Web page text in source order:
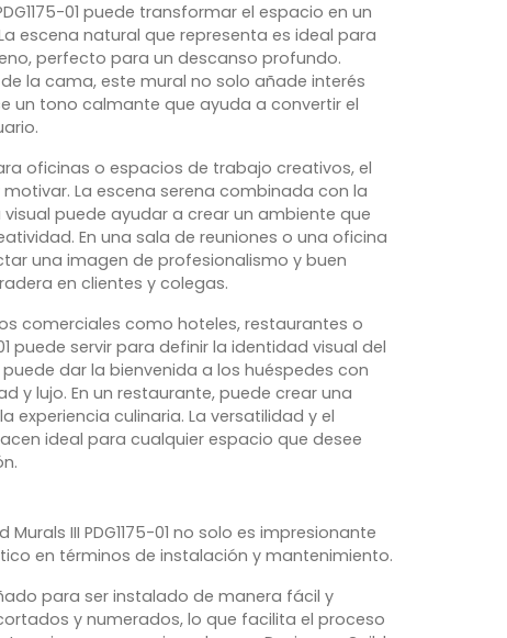
01 puede transformar el espacio en un
escena natural que representa es ideal para
perfecto para un descanso profundo.
la cama, este mural no solo añade interés
un tono calmante que ayuda a convertir el
oficinas o espacios de trabajo creativos, el
motivar. La escena serena combinada con la
puede ayudar a crear un ambiente que
En una sala de reuniones o una oficina
una imagen de profesionalismo y buen
en clientes y colegas.
comerciales como hoteles, restaurantes o
puede servir para definir la identidad visual del
dar la bienvenida a los huéspedes con
y lujo. En un restaurante, puede crear una
experiencia culinaria. La versatilidad y el
ideal para cualquier espacio que desee
III PDG1175-01 no solo es impresionante
en términos de instalación y mantenimiento.
para ser instalado de manera fácil y
y numerados, lo que facilita el proceso